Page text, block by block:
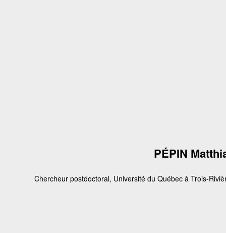
PÉPIN
Chercheur postdoctoral, Université du Québec à Trois-